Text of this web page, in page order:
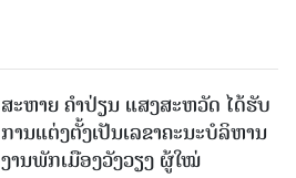
ສະຫາຍ ຄຳປ່ຽນ ແສງສະຫວັດ ໄດ້ຮັບ
ການແຕ່ງຕັ້ງເປັນເລຂາຄະນະບໍລິຫານ
ງານພັກເມືອງວັງວຽງ ຜູ້ໃໝ່